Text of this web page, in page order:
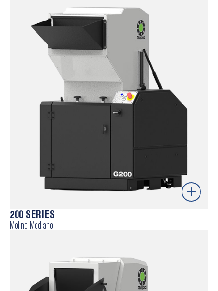
inmediata de canales y pequeñas piezas rechazadas
y su reintegración directa en el proceso, mejorando la
calidad del producto y evitando acumulaciones.
DeltaTECH – modelos estándar con elevada
flexibilidad.
PowerTECH – configurado para materiales cargados o
abrasivos.
Constant Cutting Circle (CCC) – círculo de corte
Equipos ideales para el reciclaje directo de coladas y
inyección y de soplado.
Cámara de corte configurable en función de la
aplicación y las piezas a triturar
200 SERIES
Molino Mediano